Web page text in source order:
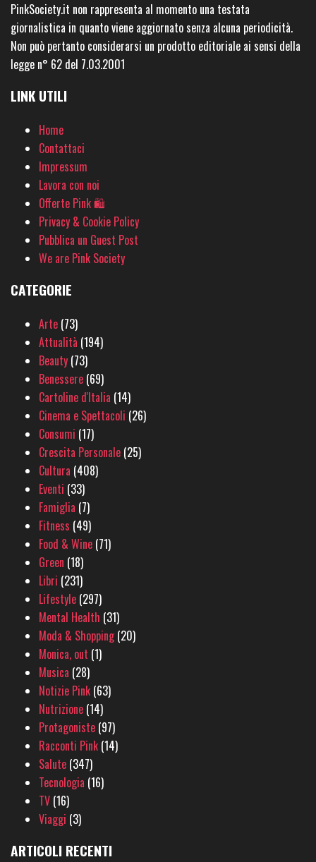
PinkSociety.it non rappresenta al momento una testata
giornalistica in quanto viene aggiornato senza alcuna periodicità.
Non può pertanto considerarsi un prodotto editoriale ai sensi della
legge n° 62 del 7.03.2001
LINK UTILI
Home
Contattaci
Impressum
Lavora con noi
Offerte Pink 🛍
Privacy & Cookie Policy
Pubblica un Guest Post
We are Pink Society
CATEGORIE
Arte (73)
Attualità (194)
Beauty (73)
Benessere (69)
Cartoline d'Italia (14)
Cinema e Spettacoli (26)
Consumi (17)
Crescita Personale (25)
Cultura (408)
Eventi (33)
Famiglia (7)
Fitness (49)
Food & Wine (71)
Green (18)
Libri (231)
Lifestyle (297)
Mental Health (31)
Moda & Shopping(20)
Monica, out (1)
Musica (28)
Notizie Pink (63)
Nutrizione (14)
Protagoniste (97)
Racconti Pink (14)
Salute (347)
Tecnologia (16)
TV (16)
Viaggi (3)
ARTICOLI RECENTI